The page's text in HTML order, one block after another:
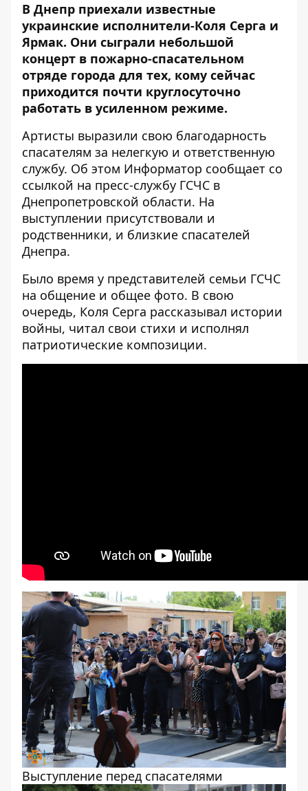
В Днепр приехали известные
украинские исполнители-Коля Серга и
Ярмак. Они сыграли небольшой
концерт в пожарно-спасательном
отряде города для тех, кому сейчас
приходится почти круглосуточно
работать в усиленном режиме.
Артисты выразили свою благодарность
спасателям за нелегкую и ответственную
службу. Об этом Информатор сообщает со
ссылкой на пресс-службу ГСЧС в
Днепропетровской области. На
выступлении присутствовали и
родственники, и близкие спасателей
Днепра.
Было время у представителей семьи ГСЧС
на общение и общее фото. В свою
очередь, Коля Серга рассказывал истории
войны, читал свои стихи и исполнял
патриотические композиции.
Выступление перед спасателями